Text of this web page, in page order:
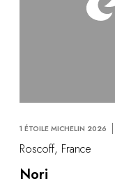
1 ÉTOILE MICHELIN 2026
Roscoff, France
Nori